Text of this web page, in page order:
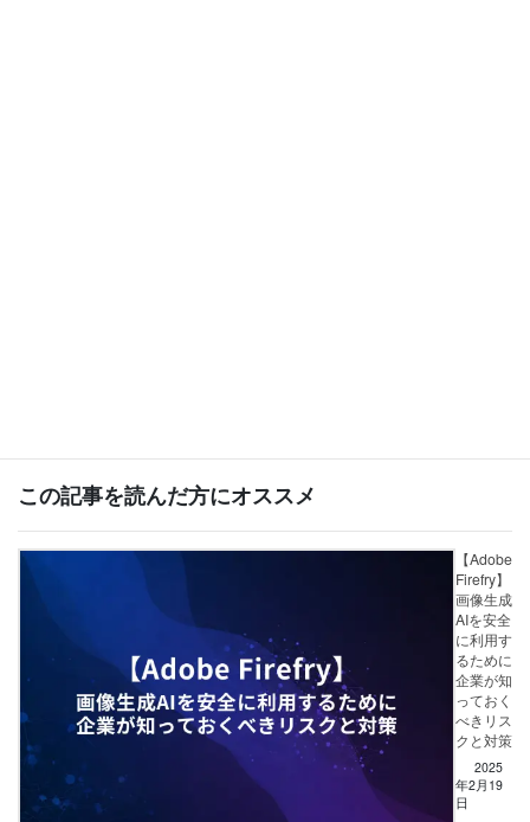
この記事を読んだ方にオススメ
【Adobe
Firefry】
画像生成
AIを安全
に利用す
るために
企業が知
っておく
べきリス
クと対策
2025
年2月19
日